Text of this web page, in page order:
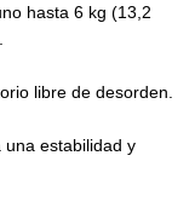
hasta 6 kg (13,2
libre de desorden.
una estabilidad y